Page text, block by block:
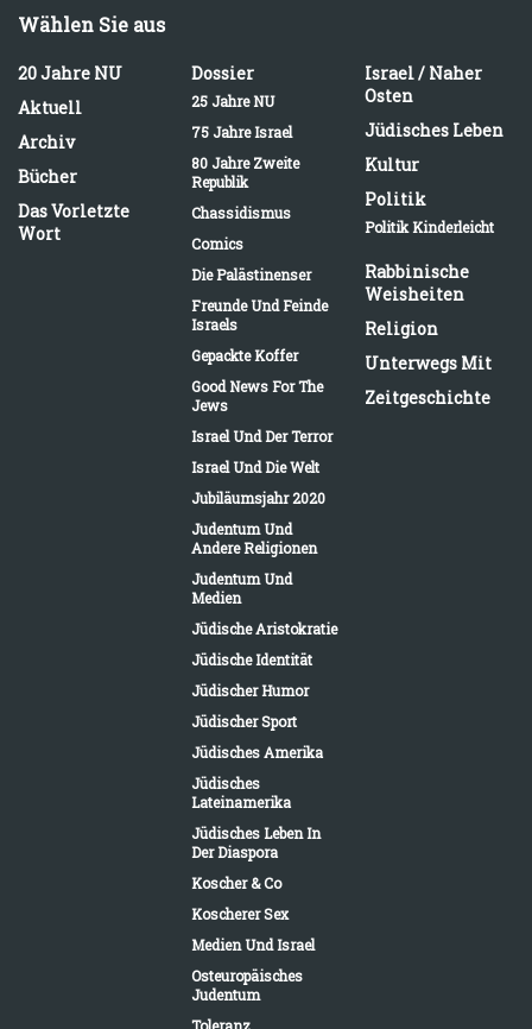
Wählen Sie aus
20 Jahre NU
Aktuell
Archiv
Bücher
Das Vorletzte
Wort
Dossier
25 Jahre NU
75 Jahre Israel
80 Jahre Zweite
Republik
Chassidismus
Comics
Die Palästinenser
Freunde Und Feinde
Israels
Gepackte Koffer
Good News For The
Jews
Israel Und Der Terror
Israel Und Die Welt
Jubiläumsjahr 2020
Judentum Und
Andere Religionen
Judentum Und
Medien
Jüdische Aristokratie
Jüdische Identität
Jüdischer Humor
Jüdischer Sport
Jüdisches Amerika
Jüdisches
Lateinamerika
Jüdisches Leben In
Der Diaspora
Koscher & Co
Koscherer Sex
Medien Und Israel
Osteuropäisches
Judentum
Toleranz
Israel / Naher
Osten
Jüdisches Leben
Kultur
Politik
Politik Kinderleicht
Rabbinische
Weisheiten
Religion
Unterwegs Mit
Zeitgeschichte